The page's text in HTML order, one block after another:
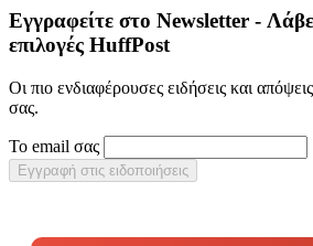
Εγγραφείτε στο Newsletter -
επιλογές HuffPost
Οι πιο ενδιαφέρουσες ειδήσεις και
σας.
Το email σας
Εγγραφή στις ειδοποιήσεις